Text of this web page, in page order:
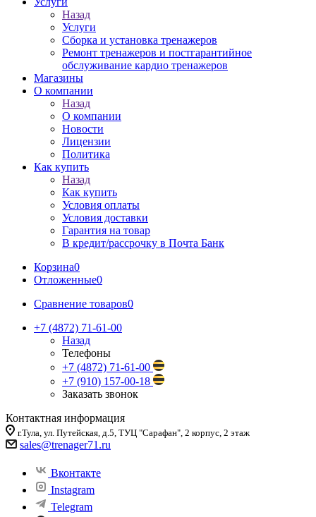
Назад
Услуги
Сборка и установка тренажеров
Ремонт тренажеров и постгарантийное
обслуживание кардио тренажеров
Магазины
О компании
Назад
О компании
Новости
Лицензии
Политика
Как купить
Назад
Как купить
Условия оплаты
Условия доставки
Гарантия на товар
В кредит/рассрочку в Почта Банк
Корзина0
Отложенные0
Сравнение товаров0
+7 (4872) 71-61-00
Назад
Телефоны
+7 (4872) 71-61-00
+7 (910) 157-00-18
Заказать звонок
Контактная информация
г.Тула, ул. Путейская, д.5, ТУЦ "Сарафан", 2 корпус, 2 этаж
sales@trenager71.ru
Вконтакте
Instagram
Telegram